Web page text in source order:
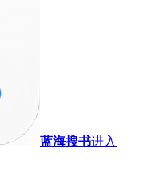
蓝海搜书进入